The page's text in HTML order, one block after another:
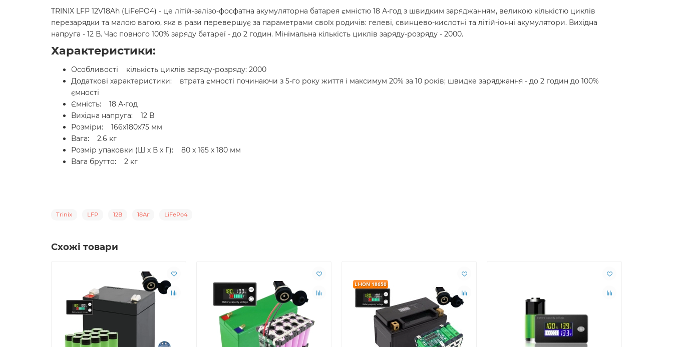
TRINIX LFP 12V18Ah (LiFePO4) - це літій-залізо-фосфатна акумуляторна батарея ємністю 18 А•год з швидким заряджанням, великою кількістю циклів
перезарядки та малою вагою, яка в рази перевершує за параметрами своїх родичів: гелеві, свинцево-кислотні та літій-іонні акумулятори. Вихідна
напруга - 12 В. Час повного 100% заряду батареї - до 2 годин. Мінімальна кількість циклів заряду-розряду - 2000.
Характеристики:
Особливості кількість циклів заряду-розряду: 2000
Додаткові характеристики: втрата ємності починаючи з 5-го року життя і максимум 20% за 10 років; швидке заряджання - до 2 годин до 100%
ємності
Ємність: 18 А•год
Вихідна напруга: 12 В
Розміри: 166х180х75 мм
Вага: 2.6 кг
Розмір упаковки (Ш х В х Г): 80 x 165 x 180 мм
Вага брутто: 2 кг
Trinix LFP 12В 18Аг LiFePo4
Схожі товари
LI-ION 18650